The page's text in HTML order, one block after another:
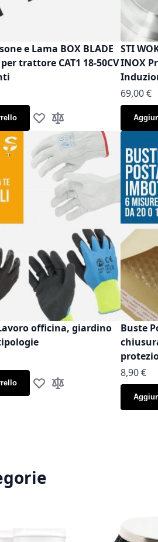
e Lama BOX BLADE
trattore CAT1 18-50CV
Aggiungi alla lista desideri
Aggiungi al confronto
STI
INOX
As low as
69,00 €
officina, giardino
Aggiungi alla lista desideri
Aggiungi al confronto
Buste
As low as
8,90 €